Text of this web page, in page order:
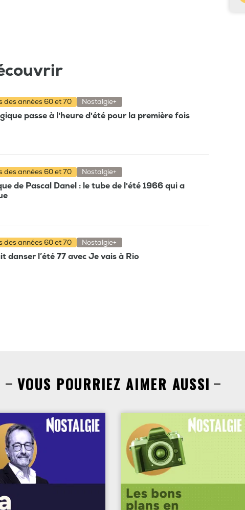
des années 60 et 70 Nostalgie+
passe à l'heure d'été pour la première fois
des années 60 et 70 Nostalgie+
de Pascal Danel : le tube de l'été 1966 qui a
des années 60 et 70 Nostalgie+
danser l’été 77 avec Je vais à Rio
VOUS POURRIEZ AIMER AUSSI